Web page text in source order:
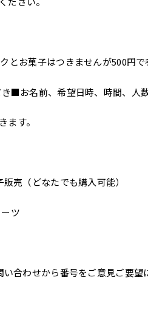
とお菓子はつきませんが500円で
■お名前、希望日時、時間、人
ます。
売（どなたでも購入可能）
ツ
合わせから番号をご意見ご要望